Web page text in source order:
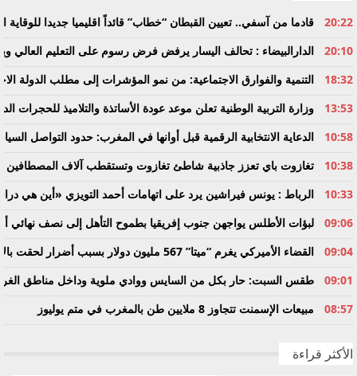
20:22
قادما من آسفي.. تعيين القبطان “خطاب” قائداً اقليميا جديدا للوقاية
20:10
الدارالبيضاء : تحالف اليسار يرفض فرض رسوم على التعليم العالي
18:32
التنمية والفوارق الاجتماعية: من نمو المؤشرات إلى مطلب الدولة
13:53
وزارة التربية الوطنية تعلن موعد عودة الأساتذة والتلاميذ للحجرات
10:58
الدعاية الانتخابية الرقمية قبل أوانها في المغرب: حدود التواصل
10:38
تغازوت باي تعزز جاذبية شاطئ تغازوت وتستقطب آلاف المصطافين
10:33
الرباط : يونس فيراشين يرد على اتهامات أحمد التويزي «أين هي دراسة الـ70% التي تدين نساء ورجال
09:06
لبؤات الأطلس يواجهن جنوب إفريقيا بطموح التأهل إلى نصف نهائي
09:04
القضاء الأميركي يغرم “ميتا” 567 مليون دولار بسبب أضرار لحقت بالأطفال
09:01
طقس السبت: حار بكل من السايس ووادي ملوية وداخل مناطق
08:57
مبيعات الإسمنت تتجاوز 8 ملايين طن بالمغرب في متم يوليوز
الأكثر قراءة